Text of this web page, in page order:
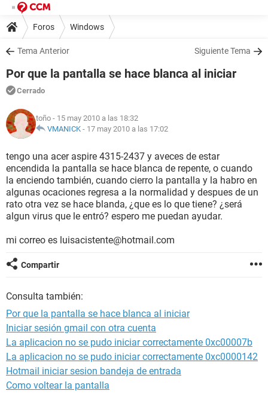
Foros Windows
Tema Anterior Siguiente Tema
Por que la pantalla se hace blanca al iniciar
Cerrado
toño - 15 may 2010 a las 18:32
VMANICK - 17 may 2010 a las 17:02
tengo una acer aspire 4315-2437 y aveces de estar
encendida la pantalla se hace blanca de repente, o cuando
la enciendo también, cuando cierro la pantalla y la habro en
algunas ocaciones regresa a la normalidad y despues de un
rato otra vez se hace blanda, ¿que es lo que tiene? ¿será
algun virus que le entró? espero me puedan ayudar.
mi correo es luisacistente@hotmail.com
Compartir
Consulta también:
Por que la pantalla se hace blanca al iniciar
Iniciar sesión gmail con otra cuenta
La aplicacion no se pudo iniciar correctamente 0xc00007b
La aplicacion no se pudo iniciar correctamente 0xc0000142
Hotmail iniciar sesion bandeja de entrada
Como voltear la pantalla